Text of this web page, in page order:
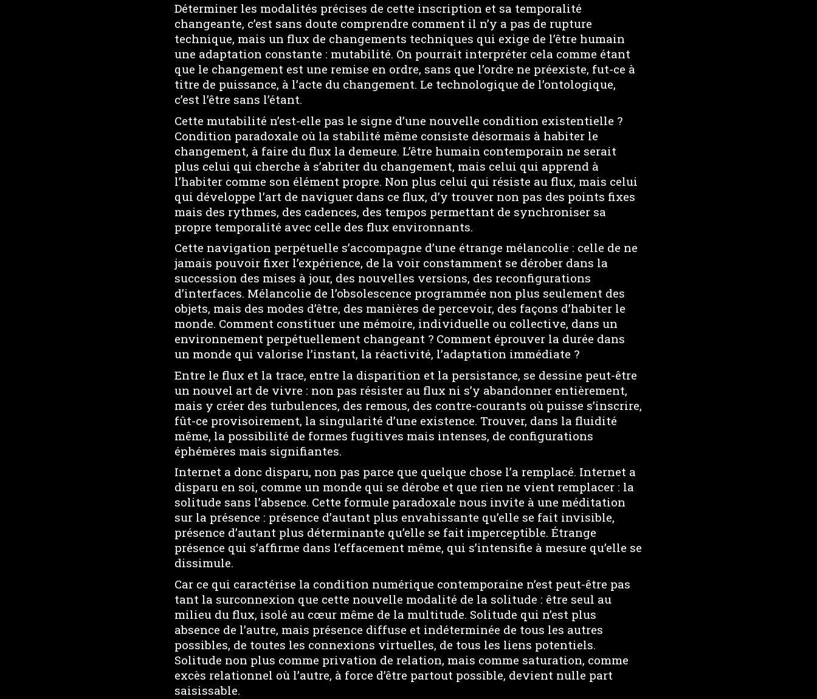
Déterminer les modalités précises de cette inscription et sa temporalité
changeante, c’est sans doute comprendre comment il n’y a pas de rupture
technique, mais un flux de changements techniques qui exige de l’être humain
une adaptation constante : mutabilité. On pourrait interpréter cela comme étant
que le changement est une remise en ordre, sans que l’ordre ne préexiste, fut-ce à
titre de puissance, à l’acte du changement. Le technologique de l’ontologique,
c’est l’être sans l’étant.
Cette mutabilité n’est-elle pas le signe d’une nouvelle condition existentielle ?
Condition paradoxale où la stabilité même consiste désormais à habiter le
changement, à faire du flux la demeure. L’être humain contemporain ne serait
plus celui qui cherche à s’abriter du changement, mais celui qui apprend à
l’habiter comme son élément propre. Non plus celui qui résiste au flux, mais celui
qui développe l’art de naviguer dans ce flux, d’y trouver non pas des points fixes
mais des rythmes, des cadences, des tempos permettant de synchroniser sa
propre temporalité avec celle des flux environnants.
Cette navigation perpétuelle s’accompagne d’une étrange mélancolie : celle de ne
jamais pouvoir fixer l’expérience, de la voir constamment se dérober dans la
succession des mises à jour, des nouvelles versions, des reconfigurations
d’interfaces. Mélancolie de l’obsolescence programmée non plus seulement des
objets, mais des modes d’être, des manières de percevoir, des façons d’habiter le
monde. Comment constituer une mémoire, individuelle ou collective, dans un
environnement perpétuellement changeant ? Comment éprouver la durée dans
un monde qui valorise l’instant, la réactivité, l’adaptation immédiate ?
Entre le flux et la trace, entre la disparition et la persistance, se dessine peut-être
un nouvel art de vivre : non pas résister au flux ni s’y abandonner entièrement,
mais y créer des turbulences, des remous, des contre-courants où puisse s’inscrire,
fût-ce provisoirement, la singularité d’une existence. Trouver, dans la fluidité
même, la possibilité de formes fugitives mais intenses, de configurations
éphémères mais signifiantes.
Internet a donc disparu, non pas parce que quelque chose l’a remplacé. Internet a
disparu en soi, comme un monde qui se dérobe et que rien ne vient remplacer : la
solitude sans l’absence. Cette formule paradoxale nous invite à une méditation
sur la présence : présence d’autant plus envahissante qu’elle se fait invisible,
présence d’autant plus déterminante qu’elle se fait imperceptible. Étrange
présence qui s’affirme dans l’effacement même, qui s’intensifie à mesure qu’elle se
dissimule.
Car ce qui caractérise la condition numérique contemporaine n’est peut-être pas
tant la surconnexion que cette nouvelle modalité de la solitude : être seul au
milieu du flux, isolé au cœur même de la multitude. Solitude qui n’est plus
absence de l’autre, mais présence diffuse et indéterminée de tous les autres
possibles, de toutes les connexions virtuelles, de tous les liens potentiels.
Solitude non plus comme privation de relation, mais comme saturation, comme
excès relationnel où l’autre, à force d’être partout possible, devient nulle part
saisissable.